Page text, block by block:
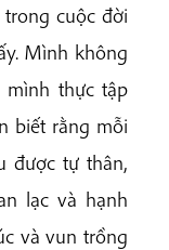
cuộc đời
Mình không
thực tập
biết rằng mỗi
được tự thân,
lạc và hạnh
và vun trồng